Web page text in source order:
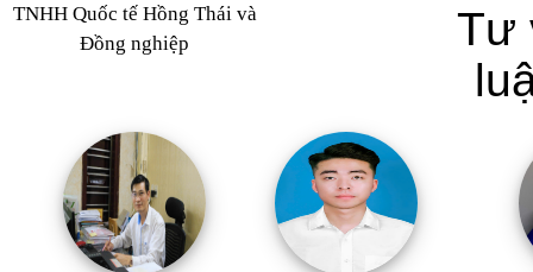
TNHH Quốc tế Hồng Thái và
Đồng nghiệp
Tư